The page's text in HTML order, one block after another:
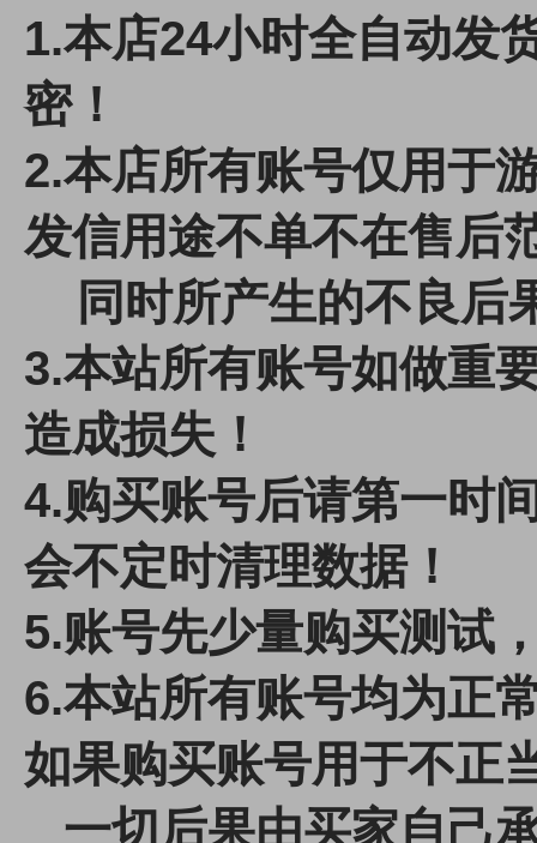
1.本店24小时全自动发
密！
2.本店所有账号仅用于
发信用途不单不在售后
同时所产生的不良后
3.本站所有账号如做重
造成损失！
4.购买账号后请第一时
会不定时清理数据！
5.账号先少量购买测试
6.本站所有账号均为正
如果购买账号用于不正
一切后果由买家自己